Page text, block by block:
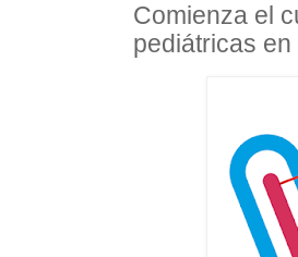
Comienza el
pediátricas